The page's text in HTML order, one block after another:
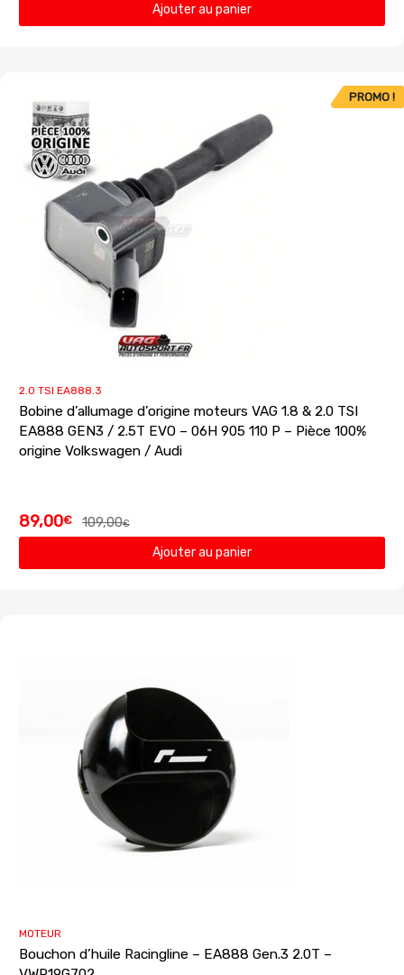
Ajouter au panier
PROMO !
2.0 TSI EA888.3
Bobine d’allumage d’origine moteurs VAG 1.8 & 2.0 TSI
EA888 GEN3 / 2.5T EVO – 06H 905 110 P – Pièce 100%
origine Volkswagen / Audi
109,00€
89,00€
Ajouter au panier
MOTEUR
Bouchon d’huile Racingline – EA888 Gen.3 2.0T –